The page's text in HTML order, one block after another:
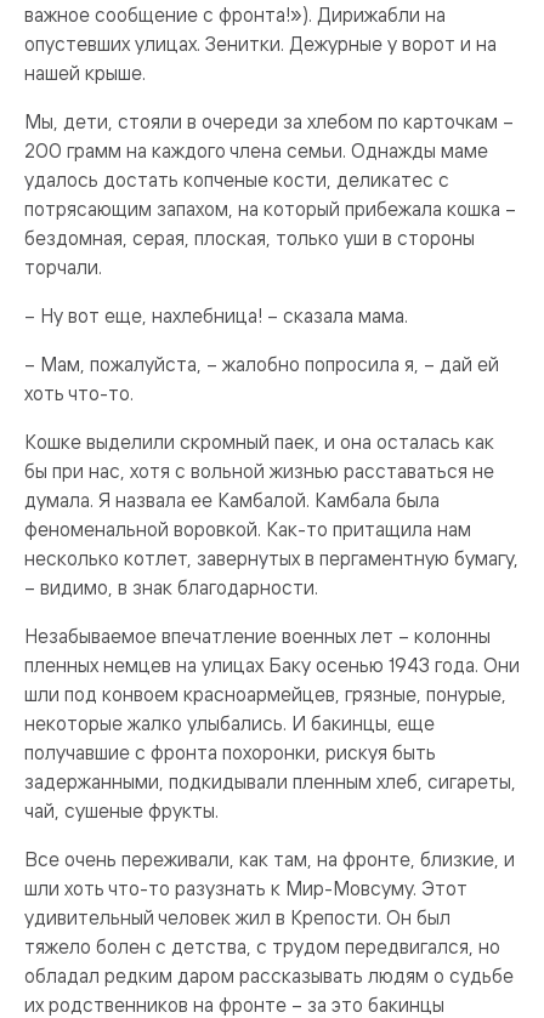
важное сообщение с фронта!»). Дирижабли на
опустевших улицах. Зенитки. Дежурные у ворот и на
нашей крыше.
Мы, дети, стояли в очереди за хлебом по карточкам –
200 грамм на каждого члена семьи. Однажды маме
удалось достать копченые кости, деликатес с
потрясающим запахом, на который прибежала кошка –
бездомная, серая, плоская, только уши в стороны
торчали.
– Ну вот еще, нахлебница! – сказала мама.
– Мам, пожалуйста, – жалобно попросила я, – дай ей
хоть что-то.
Кошке выделили скромный паек, и она осталась как
бы при нас, хотя с вольной жизнью расставаться не
думала. Я назвала ее Камбалой. Камбала была
феноменальной воровкой. Как-то притащила нам
несколько котлет, завернутых в пергаментную бумагу,
– видимо, в знак благодарности.
Незабываемое впечатление военных лет – колонны
пленных немцев на улицах Баку осенью 1943 года. Они
шли под конвоем красноармейцев, грязные, понурые,
некоторые жалко улыбались. И бакинцы, еще
получавшие с фронта похоронки, рискуя быть
задержанными, подкидывали пленным хлеб, сигареты,
чай, сушеные фрукты.
Все очень переживали, как там, на фронте, близкие, и
шли хоть что-то разузнать к Мир-Мовсуму. Этот
удивительный человек жил в Крепости. Он был
тяжело болен с детства, с трудом передвигался, но
обладал редким даром рассказывать людям о судьбе
их родственников на фронте – за это бакинцы